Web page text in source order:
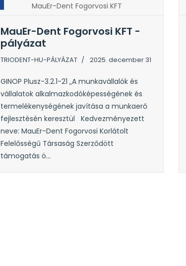
MauEr-Dent Fogorvosi KFT
MauEr-Dent Fogorvosi KFT -
pályázat
TRIODENT-HU-PÁLYÁZAT 2025. december 31
GINOP Plusz-3.2.1-21 „A munkavállalók és
vállalatok alkalmazkodóképességének és
termelékenységének javítása a munkaerő
fejlesztésén keresztül Kedvezményezett
neve: MauEr-Dent Fogorvosi Korlátolt
Felelősségű Társaság Szerződött
támogatás ö...